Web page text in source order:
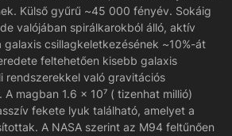
Külső gyűrű ~45 000 fényév. Sokáig
valójában spirálkarokból álló, aktív
galaxis csillagkeletkezésének ~10%-át
feltehetően kisebb galaxis
rendszerekkel való gravitációs
magban 1.6 × 10⁷ ( tizenhat millió)
fekete lyuk található, amelyet a
A NASA szerint az M94 feltűnően